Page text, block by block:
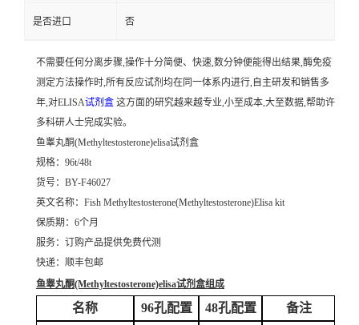
是否进口 否
不需要任何分离步骤,操作十分简便、快速,数分钟便能得出结果,酶免疫
测定方法操作时,所有反应试剂均在同一体系内进行,自主研发和销售多
年,对ELISA试剂盒 这方面的研究越来越专业,小至成本,大至数据,帮助许
多科研人士完成实验。
鱼睾丸酮(Methyltestosterone)elisa试剂盒
规格：96t/48t
货号：BY-F46027
英文名称： Fish Methyltestosterone(Methyltestosterone)Elisa kit
保质期：6个月
服务：订购产品提供免费代测
快递：顺丰包邮
鱼睾丸酮(Methyltestosterone)elisa试剂盒组成
名称 96孔配置 48孔配置 备注